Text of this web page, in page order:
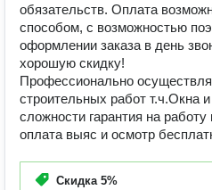
обязательств. Оплата
способом, с возможностью
оформлении заказа в день
хорошую скидку!
Профессионально
строительных работ т.ч.Окна
сложности гарантия на
оплата выяс и осмотр
Скидка 5%